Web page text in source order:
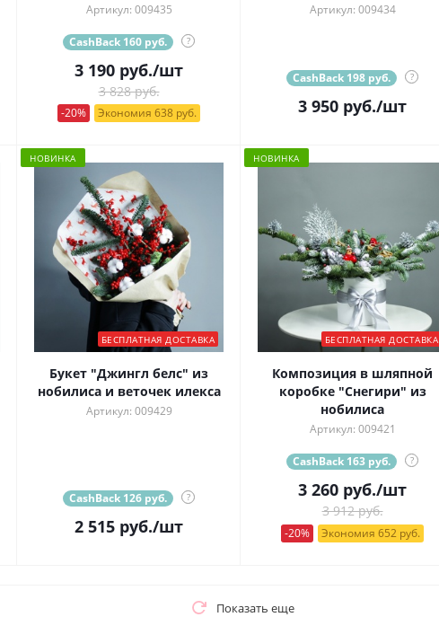
Артикул: 009435
CashBack 160 руб. ?
3 190 руб./шт
3 828 руб.
-20% Экономия 638 руб.
Артикул: 009434
CashBack 198 руб. ?
3 950 руб./шт
НОВИНКА
БЕСПЛАТНАЯ ДОСТАВКА
Букет "Джингл белс" из
нобилиса и веточек илекса
Артикул: 009429
CashBack 126 руб. ?
2 515 руб./шт
НОВИНКА
БЕСПЛАТНАЯ ДОСТАВКА
Композиция в шляпной
коробке "Снегири" из
нобилиса
Артикул: 009421
CashBack 163 руб. ?
3 260 руб./шт
3 912 руб.
-20% Экономия 652 руб.
Показать еще